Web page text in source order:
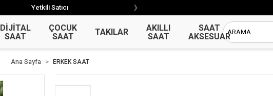
Garantili Ürün ›
DİJİTAL
SAAT
ÇOCUK
SAAT
TAKILAR
AKILLI
SAAT
SAAT
AKSESUAR
UNİSEX
Garantili Ürün ›
Ana Sayfa ERKEK SAAT